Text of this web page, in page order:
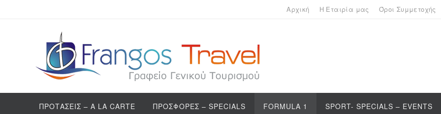
Αρχική Η Εταιρία μας Όροι Συμμετοχής
ΠΡΟΤΑΣΕΙΣ – A LA CARTE ΠΡΟΣΦΟΡΕΣ – SPECIALS FORMULA 1 SPORT- SPECIALS – EVENTS